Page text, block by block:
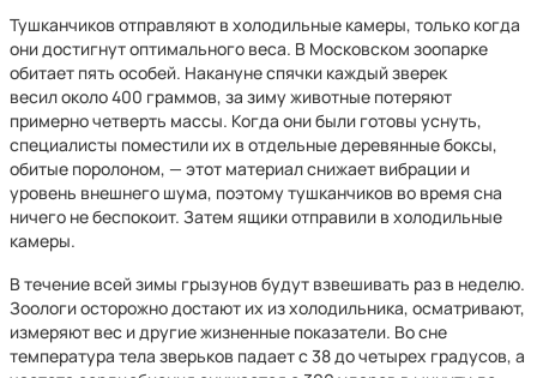
Тушканчиков отправляют в холодильные камеры, только когда
они достигнут оптимального веса. В Московском зоопарке
обитает пять особей. Накануне спячки каждый зверек
весил около 400 граммов, за зиму животные потеряют
примерно четверть массы. Когда они были готовы уснуть,
специалисты поместили их в отдельные деревянные боксы,
обитые поролоном, — этот материал снижает вибрации и
уровень внешнего шума, поэтому тушканчиков во время сна
ничего не беспокоит. Затем ящики отправили в холодильные
камеры.
В течение всей зимы грызунов будут взвешивать раз в неделю.
Зоологи осторожно достают их из холодильника, осматривают,
измеряют вес и другие жизненные показатели. Во сне
температура тела зверьков падает с 38 до четырех градусов, а